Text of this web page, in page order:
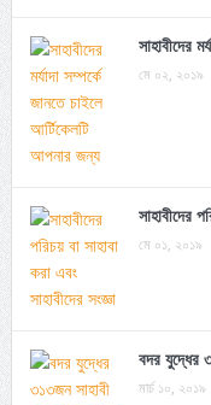
সাহাবীদের
মে ০২, ২০১৯
সাহাবীদের
মে ০১, ২০১৯
বদর যুদ্ধের
মার্চ ১০, ২০১৯